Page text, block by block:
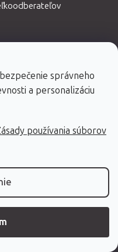
správneho
a personalizáciu
používania súborov